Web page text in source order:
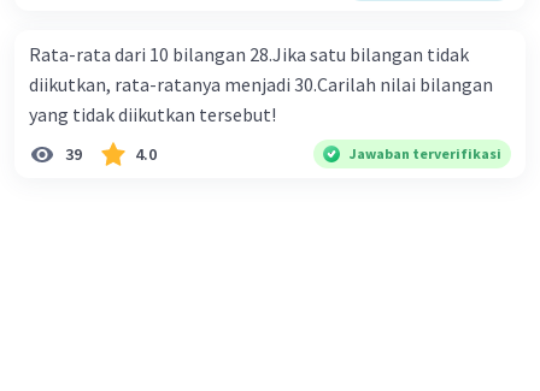
Rata-rata dari 10 bilangan 28.Jika satu bilangan tidak
diikutkan, rata-ratanya menjadi 30.Carilah nilai bilangan
yang tidak diikutkan tersebut!
39 4.0 Jawaban terverifikasi